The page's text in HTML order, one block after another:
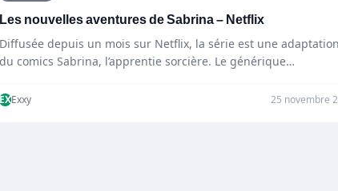
Les nouvelles aventures de Sabrina – Netflix
Diffusée depuis un mois sur Netflix, la série est une adaptation
du comics Sabrina, l’apprentie sorcière. Le générique…
EXExxy 25 novembre